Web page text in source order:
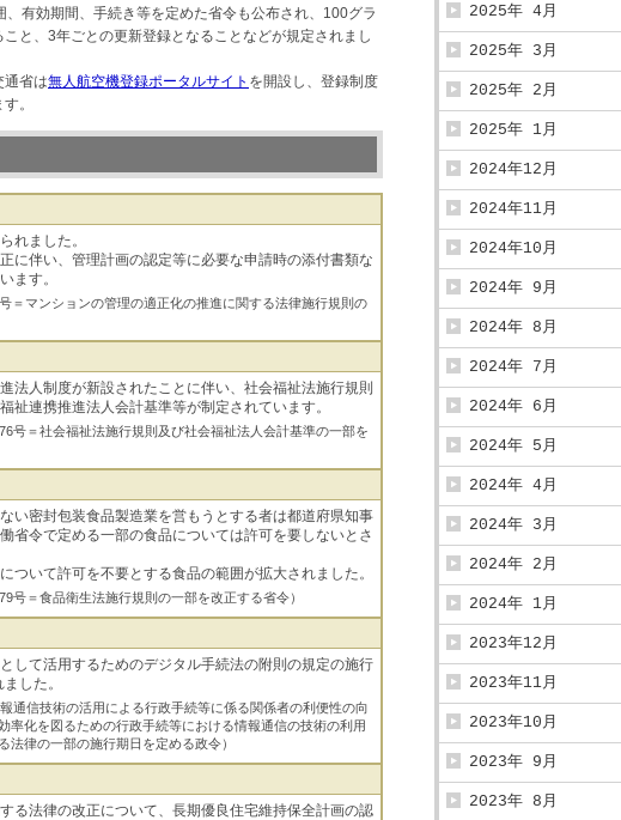
有効期間、手続き等を定めた省令も公布され、100グラ
と、3年ごとの更新登録となることなどが規定されまし
通省は無人航空機登録ポータルサイト を開設し、登録制度
。
れました。
に伴い、管理計画の認定等に必要な申請時の添付書類な
ます。
＝マンションの管理の適正化の推進に関する法律施行規則の
法人制度が新設されたことに伴い、社会福祉法施行規則
祉連携推進法人会計基準等が制定されています。
号＝社会福祉法施行規則及び社会福祉法人会計基準の一部を
い密封包装食品製造業を営もうとする者は都道府県知事
省令で定める一部の食品については許可を要しないとさ
ついて許可を不要とする食品の範囲が拡大されました。
号＝食品衛生法施行規則の一部を改正する省令）
して活用するためのデジタル手続法の附則の規定の施行
した。
通信技術の活用による行政手続等に係る関係者の利便性の向
率化を図るための行政手続等における情報通信の技術の利用
法律の一部の施行期日を定める政令）
る法律の改正について、長期優良住宅維持保全計画の認
2025年 4月
2025年 3月
2025年 2月
2025年 1月
2024年12月
2024年11月
2024年10月
2024年 9月
2024年 8月
2024年 7月
2024年 6月
2024年 5月
2024年 4月
2024年 3月
2024年 2月
2024年 1月
2023年12月
2023年11月
2023年10月
2023年 9月
2023年 8月